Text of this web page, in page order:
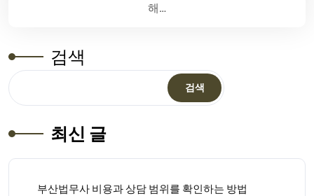
해…
검색
검색
최신 글
부산법무사 비용과 상담 범위를 확인하는 방법